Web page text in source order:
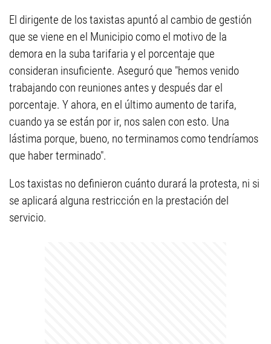
El dirigente de los taxistas apuntó al cambio de gestión
que se viene en el Municipio como el motivo de la
demora en la suba tarifaria y el porcentaje que
consideran insuficiente. Aseguró que "hemos venido
trabajando con reuniones antes y después dar el
porcentaje. Y ahora, en el último aumento de tarifa,
cuando ya se están por ir, nos salen con esto. Una
lástima porque, bueno, no terminamos como tendríamos
que haber terminado".
Los taxistas no definieron cuánto durará la protesta, ni si
se aplicará alguna restricción en la prestación del
servicio.